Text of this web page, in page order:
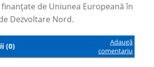
de Uniunea Europeană în
Dezvoltare Nord.
(0)
Adaugă
comentariu